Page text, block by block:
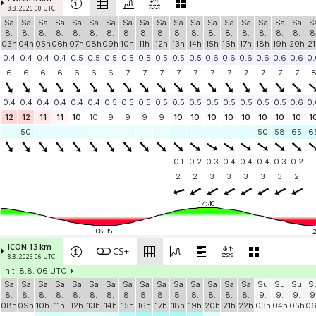
8.8. 2026 00 UTC
Sa
8.
03h
Sa
8.
04h
Sa
8.
05h
Sa
8.
06h
Sa
8.
07h
Sa
8.
08h
Sa
8.
09h
Sa
8.
10h
Sa
8.
11h
Sa
8.
12h
Sa
8.
13h
Sa
8.
14h
Sa
8.
15h
Sa
8.
16h
Sa
8.
17h
Sa
8.
18h
Sa
8.
19h
Sa
8.
20h
0.4 0.4 0.4 0.4 0.5 0.5 0.5 0.5 0.5 0.5 0.5 0.5 0.6 0.6 0.6 0.6 0.6 0.6
6
6 6 6 6 6 6 7 7 7 7 7 7 7 7 7 7 7 8
0.4 0.4 0.4 0.4 0.4 0.4 0.5 0.5 0.5 0.5 0.5 0.5 0.5 0.5 0.5 0.5 0.5 0.6
12
12 11 11 10 10 9 9 9 9 10 10 10 10 10 10 10 10
50
50 58 65
0.1 0.2 0.3 0.4 0.4 0.4 0.3 0.2
2
2 3 3 3 3 3 2
14:40
08:35
ICON 13 km
8.8. 2026 06 UTC CS+
init: 8.8. 06 UTC
Sa
8.
08h
Sa
8.
09h
Sa
8.
10h
Sa
8.
11h
Sa
8.
12h
Sa
8.
13h
Sa
8.
14h
Sa
8.
15h
Sa
8.
16h
Sa
8.
17h
Sa
8.
18h
Sa
8.
19h
Sa
8.
20h
Sa
8.
21h
Sa
8.
22h
Su
9.
03h
Su
9.
04h
Su
9.
05h